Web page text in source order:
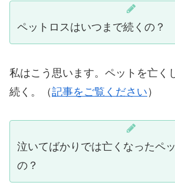
ペットロスはいつまで続くの？
私はこう思います。ペットを亡く
続く。（記事をご覧ください ）
泣いてばかりでは亡くなったペ
の？